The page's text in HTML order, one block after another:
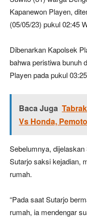
Kapanewon Playen,
(05/05/23) pukul 02:45
Dibenarkan Kapolsek
bahwa peristiwa bunuh
Playen pada pukul
Baca Juga
Vs Honda,
Sebelumnya,
Sutarjo saksi kejadian,
rumah.
“Pada saat Sutarjo
rumah, ia mendengar